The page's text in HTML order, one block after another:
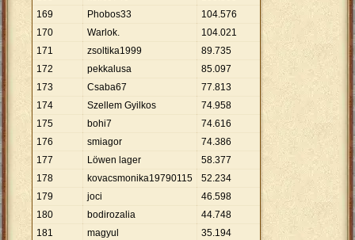
169
Phobos33 104.576
170
Warlok. 104.021
171
zsoltika1999 89.735
172
pekkalusa 85.097
173
Csaba67 77.813
174
Szellem Gyilkos 74.958
175
bohi7 74.616
176
smiagor 74.386
177
Löwen lager 58.377
178
kovacsmonika19790115 52.234
179
joci 46.598
180
bodirozalia 44.748
181
magyul 35.194